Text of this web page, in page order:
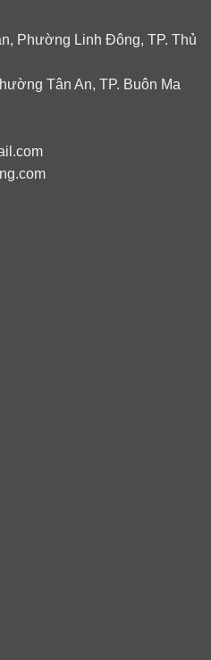
Phường Linh Đông, TP. Thủ
Tân An, TP. Buôn Ma